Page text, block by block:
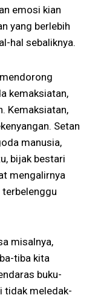
emosi kian
yang berlebih
hal sebaliknya.
kemaksiatan,
Kemaksiatan,
Setan
manusia,
bijak bestari
mengalirnya
terbelenggu
misalnya,
tiba kita
buku-
tidak meledak-